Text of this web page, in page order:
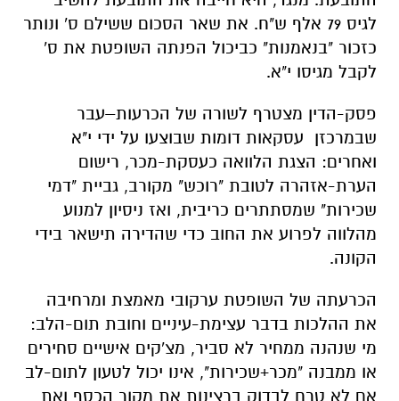
לגיס 79 אלף ש"ח. את שאר הסכום ששילם ס' ונותר
כזכור "בנאמנות" כביכול הפנתה השופטת את ס'
לקבל מגיסו י"א.
פסק-הדין מצטרף לשורה של הכרעות–עבר
שבמרכזן עסקאות דומות שבוצעו על ידי י"א
ואחרים: הצגת הלוואה כעסקת-מכר, רישום
הערת-אזהרה לטובת "רוכש" מקורב, גביית "דמי
שכירות" שמסתתרים כריבית, ואז ניסיון למנוע
מהלווה לפרוע את החוב כדי שהדירה תישאר בידי
הקונה.
הכרעתה של השופטת ערקובי מאמצת ומרחיבה
את ההלכות בדבר עצימת-עיניים וחובת תום-הלב:
מי שנהנה ממחיר לא סביר, מצ'קים אישיים סחירים
או ממבנה "מכר+שכירות", אינו יכול לטעון לתום-לב
אם לא טרח לבדוק ברצינות את מקור הכסף ואת